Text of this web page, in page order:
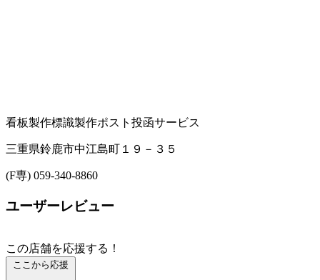
看板製作標識製作ポスト投函サービス
三重県鈴鹿市中江島町１９－３５
(F専) 059-340-8860
ユーザーレビュー
この店舗を応援する！
ここから応援